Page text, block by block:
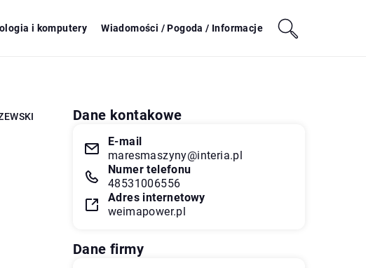
i komputery Wiadomości / Pogoda / Informacje
Dane kontakowe
E-mail
maresmaszyny@interia.pl
Numer telefonu
48531006556
Adres internetowy
weimapower.pl
Dane firmy